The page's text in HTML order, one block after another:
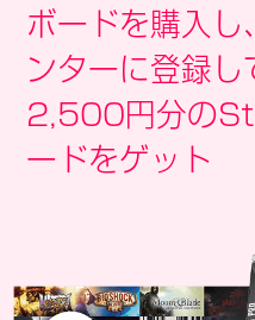
ボードを購入
ンターに登録し
2,500円分の
ードをゲット